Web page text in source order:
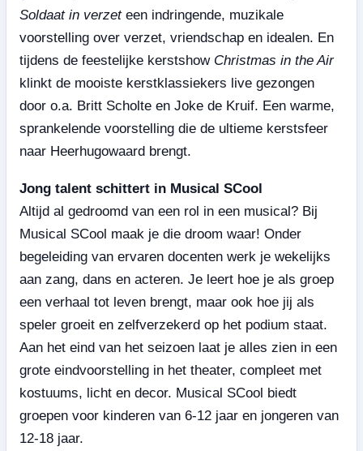
Soldaat in verzeteen indringende, muzikale
voorstelling over verzet, vriendschap en idealen. En
tijdens de feestelijke kerstshow Christmas in the Air
klinkt de mooiste kerstklassiekers live gezongen
door o.a. Britt Scholte en Joke de Kruif. Een warme,
sprankelende voorstelling die de ultieme kerstsfeer
naar Heerhugowaard brengt.
Jong talent schittert in Musical SCool
Altijd al gedroomd van een rol in een musical? Bij
Musical SCool maak je die droom waar! Onder
begeleiding van ervaren docenten werk je wekelijks
aan zang, dans en acteren. Je leert hoe je als groep
een verhaal tot leven brengt, maar ook hoe jij als
speler groeit en zelfverzekerd op het podium staat.
Aan het eind van het seizoen laat je alles zien in een
grote eindvoorstelling in het theater, compleet met
kostuums, licht en decor. Musical SCool biedt
groepen voor kinderen van 6-12 jaar en jongeren van
12-18 jaar.